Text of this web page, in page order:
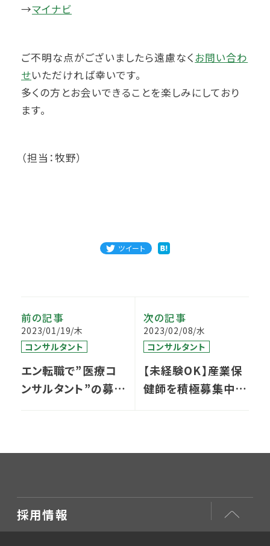
→マイナビ
ご不明な点がございましたら遠慮なく お問い合わ
せいただければ幸いです。
多くの方とお会いできることを楽しみにしており
ます。
（担当：牧野）
ツイート
前の記事
2023/01/19/木
コンサルタント
エン転職で”医療コ
ンサルタント”の募集
次の記事
2023/02/08/水
コンサルタント
【未経験OK】産業保
健師を積極募集中で
採用情報